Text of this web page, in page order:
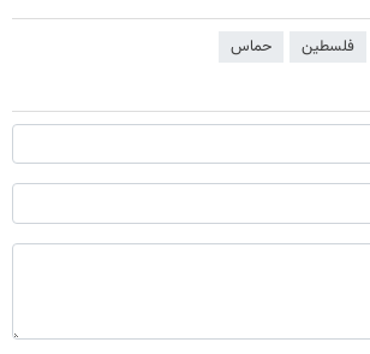
فلسطین حماس